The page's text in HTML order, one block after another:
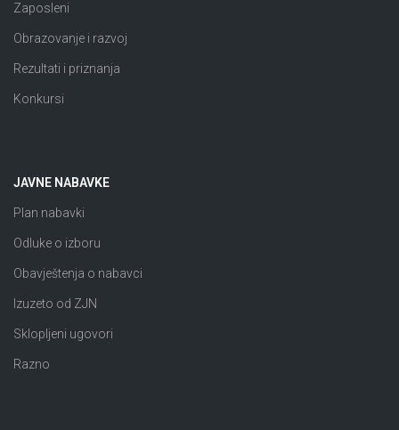
Zaposleni
Obrazovanje i razvoj
Rezultati i priznanja
Konkursi
JAVNE NABAVKE
Plan nabavki
Odluke o izboru
Obavještenja o nabavci
Izuzeto od ZJN
Sklopljeni ugovori
Razno